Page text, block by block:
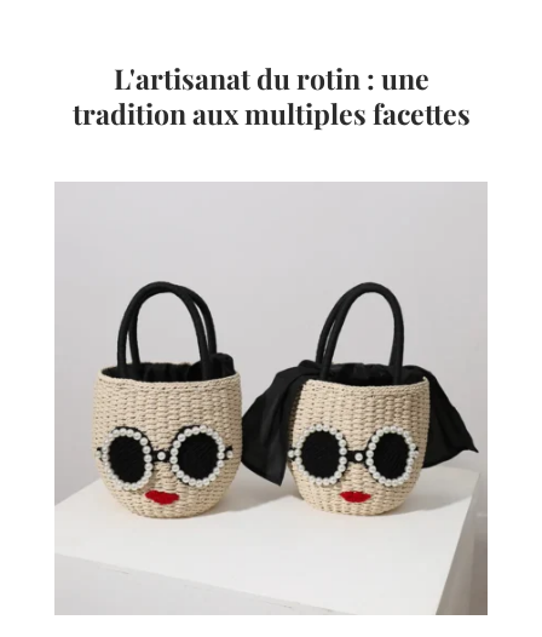
L'artisanat du rotin : une
tradition aux multiples facettes